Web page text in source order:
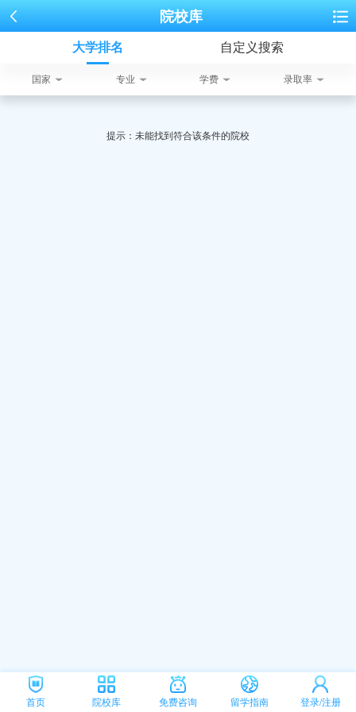
院校库
大学排名 自定义搜索
国家 专业 学费 录取率
提示：未能找到符合该条件的院校
首页 院校库 免费咨询 留学指南 登录/注册